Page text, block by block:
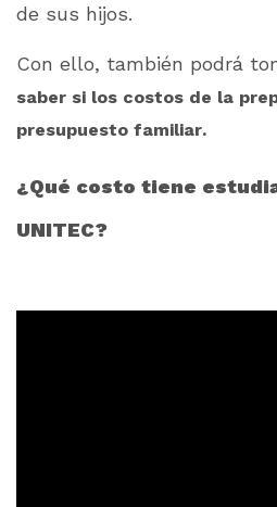
de sus hijos.
Con ello, también podrá
saber si los costos de la
presupuesto familiar.
¿Qué costo tiene
UNITEC?